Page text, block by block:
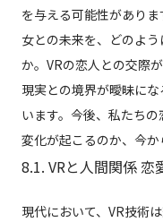
を与える可能性があり
女との未来を、どのよ
か。VRの恋人との交際
現実との境界が曖昧に
います。今後、私たち
変化が起こるのか、今か
8.1. VRと人間関係
現代において、VR技術